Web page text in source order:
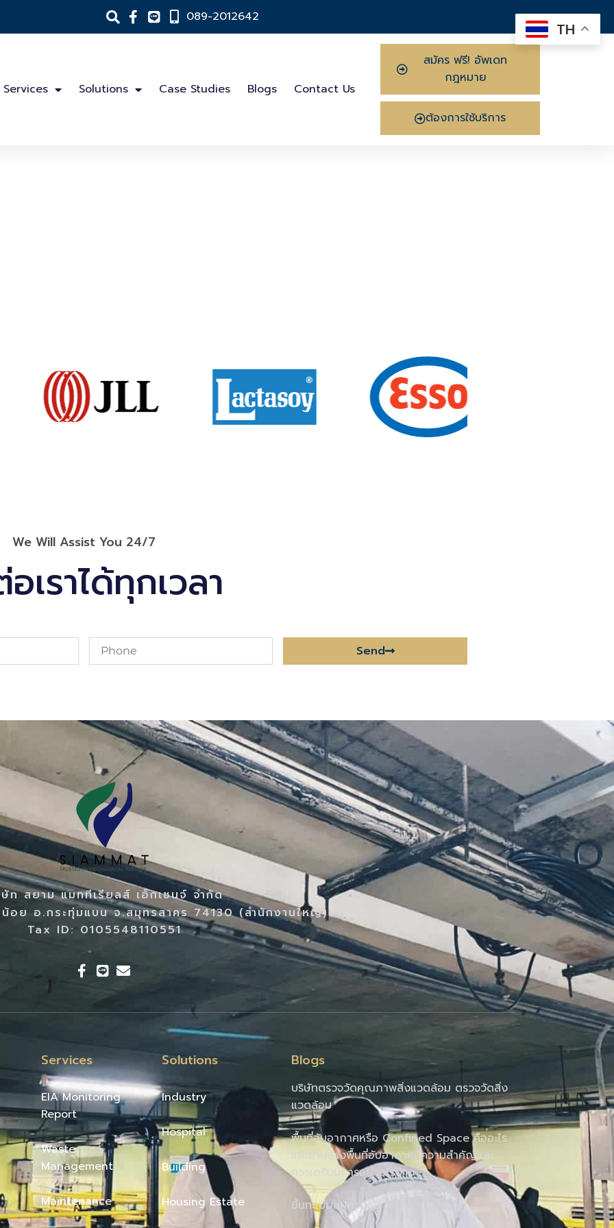
089-2012642
Services Solutions Case Studies Blogs Contact Us
สมัคร ฟรี! อัพเดท
กฎหมาย
ต้องการใช้บริการ
We Will Assist You 24/7
เราได้ทุกเวลา
Send
ท สยาม แมททีเรียลส์ เอ็กเชนจ์ จำกัด
อย อ.กระทุ่มแบน จ.สมุทรสาคร 74130 (สำนักงานใหญ่)
Tax ID: 0105548110551
Services
EIA Monitoring
Report
Waste
Management
Maintenance
Solutions
Industry
Hospital
Building
Housing Estate
Blogs
บริษัทตรวจวัดคุณภาพสิ่งแวดล้อม ตรวจวัดสิ่ง
แวดล้อม
พื้นที่อับอากาศหรือ Confined Space คืออะไร
และงานล้างพื้นที่อับอากาศมีความสำคัญและ
ควรเตรียมการอย่างไรบ้าง
ขึ้นทะเบียนผู้ควบคุม
TH